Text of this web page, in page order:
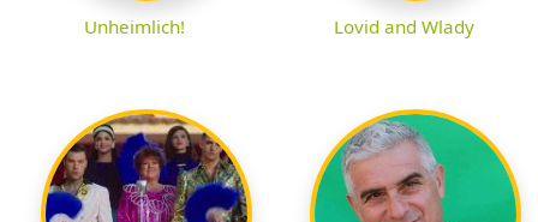
Unheimlich! Lovid and Wlady